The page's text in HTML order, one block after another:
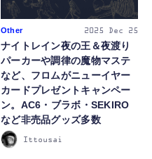
Other 2025 Dec 25
ナイトレイン夜の王＆夜渡り
パーカーや調律の魔物マステ
など、フロムがニューイヤー
カードプレゼントキャンペー
ン。AC6・ブラボ・SEKIRO
など非売品グッズ多数
Ittousai